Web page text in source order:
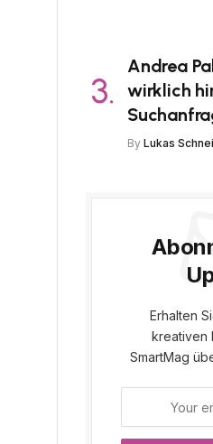
Andrea
wirklich
By Lukas
Erhalten
kreativen
SmartMag